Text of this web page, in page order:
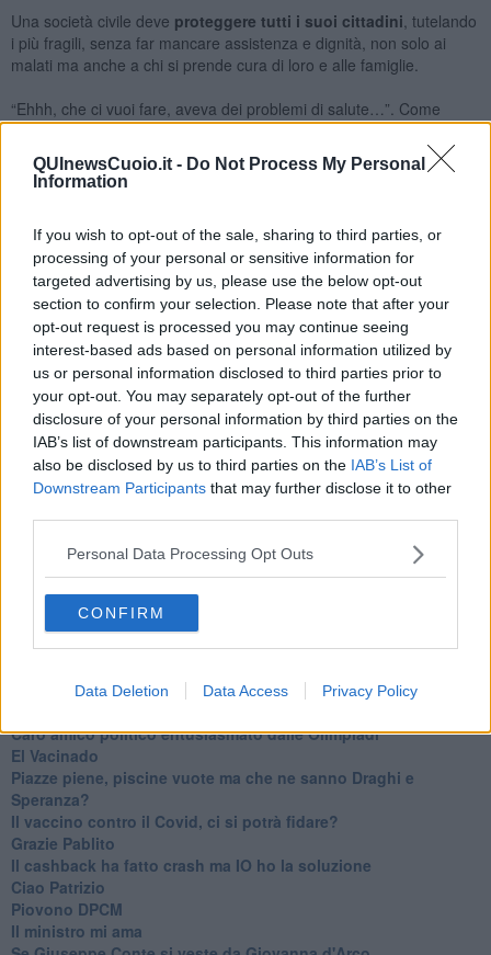
QUInewsCuoio.it - Do Not Process My Personal
Information
If you wish to opt-out of the sale, sharing to third parties, or
processing of your personal or sensitive information for
targeted advertising by us, please use the below opt-out
section to confirm your selection. Please note that after your
opt-out request is processed you may continue seeing
interest-based ads based on personal information utilized by
us or personal information disclosed to third parties prior to
your opt-out. You may separately opt-out of the further
disclosure of your personal information by third parties on the
IAB’s list of downstream participants. This information may
also be disclosed by us to third parties on the IAB’s List of
Downstream Participants that may further disclose it to other
Personal Data Processing Opt Outs
CONFIRM
Data Deletion Data Access Privacy Policy
Una società civile deve proteggere tutti i suoi cittadini , tutelando
i più fragili, senza far mancare assistenza e dignità, non solo ai
malati ma anche a chi si prende cura di loro e alle famiglie.
“Ehhh, che ci vuoi fare, aveva dei problemi di salute…”. Come
Patrizio, appunto. Che avrebbe voluto, e potuto, eessere ancora a
lungo nonno, marito, padre e insegnante di equitazione, amato da
tanti.
Ciao Patrizio.
Franco Bonciani
Se vuoi leggere le notizie principali della Toscana iscriviti alla
Newsletter QUInews - ToscanaMedia.Arriva gratis tutti i giorni
alle 20:00 direttamente nella tua casella di posta.
Basta cliccareQUI
Ti potrebbe interessare anche:
Articoli dal Blog “Turbative” di Franco Bonciani
Volo Firenze-Barcellona, storia assurda di 12 valigie
scomparse
Ho fatto la terza
Caro amico politico entusiasmato dalle Olimpiadi
El Vacinado
Piazze piene, piscine vuote ma che ne sanno Draghi e
Speranza?
​Il vaccino contro il Covid, ci si potrà fidare?
Grazie Pablito
Il cashback ha fatto crash ma IO ho la soluzione
Ciao Patrizio
Piovono DPCM
Il ministro mi ama